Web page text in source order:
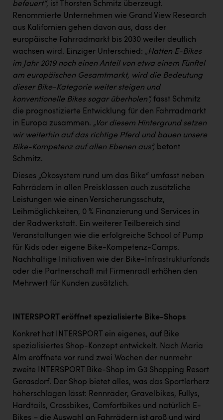
befeuert“, ist Thorsten Schmitz überzeugt.
Renommierte Unternehmen wie Grand View Research
aus Kalifornien gehen davon aus, dass der
europäische Fahrradmarkt bis 2030 weiter deutlich
wachsen wird. Einziger Unterschied: „Hatten E-Bikes
im Jahr 2019 noch einen Anteil von etwa einem Fünftel
am europäischen Gesamtmarkt, wird die Bedeutung
dieser Bike-Kategorie weiter steigen und
konventionelle Bikes sogar überholen“, fasst Schmitz
die prognostizierte Entwicklung für den Fahrradmarkt
in Europa zusammen. „Vor diesem Hintergrund setzen
wir weiterhin auf das richtige Pferd und bauen unsere
Bike-Kompetenz auf allen Ebenen aus“, betont
Schmitz.
Dieses „Ökosystem rund um das Bike“ umfasst neben
Fahrrädern in allen Preisklassen auch zusätzliche
Leistungen wie einen Versicherungsschutz,
Leihmöglichkeiten, 0 % Finanzierung und Services in
der Radwerkstatt. Ein weiterer Teilbereich sind
Veranstaltungen wie die erfolgreiche School of Pump
für Kids oder eigene Bike-Kompetenz-Camps.
Nachhaltige Initiativen wie der Bike-Infrastrukturfonds
oder die Partnerschaft mit Firmenradl erhöhen den
Mehrwert für Kunden zusätzlich.
INTERSPORT eröffnet spezialisierte Bike-Shops
Konkret hat INTERSPORT ein eigenes, auf Bike
spezialisiertes Shop-Konzept entwickelt. Nach Maria
Alm eröffnete vor rund zwei Wochen der nunmehr
zweite INTERSPORT Bike-Shop im G3 Shopping Resort
Gerasdorf. Der Shop bietet alles, was das Sportlerherz
höherschlagen lässt: Rennräder, Gravelbikes, Fullys,
Hardtails, Crossbikes, Comfortbikes und natürlich E-
Bikes – die Auswahl an Fahrrädern ist groß und wird